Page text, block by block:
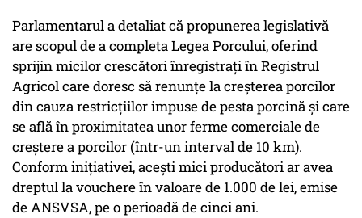
Parlamentarul a detaliat că propunerea legislativă
are scopul de a completa Legea Porcului, oferind
sprijin micilor crescători înregistrați în Registrul
Agricol care doresc să renunțe la creșterea porcilor
din cauza restricțiilor impuse de pesta porcină și care
se află în proximitatea unor ferme comerciale de
creștere a porcilor (într-un interval de 10 km).
Conform inițiativei, acești mici producători ar avea
dreptul la vouchere în valoare de 1.000 de lei, emise
de ANSVSA, pe o perioadă de cinci ani.